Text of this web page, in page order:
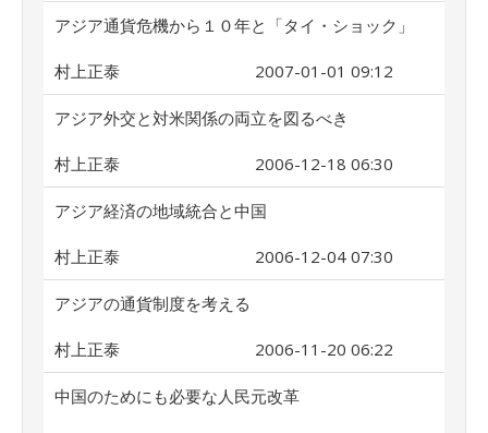
アジア通貨危機から１０年と「タイ・ショック」
村上正泰 2007-01-01 09:12
アジア外交と対米関係の両立を図るべき
村上正泰 2006-12-18 06:30
アジア経済の地域統合と中国
村上正泰 2006-12-04 07:30
アジアの通貨制度を考える
村上正泰 2006-11-20 06:22
中国のためにも必要な人民元改革